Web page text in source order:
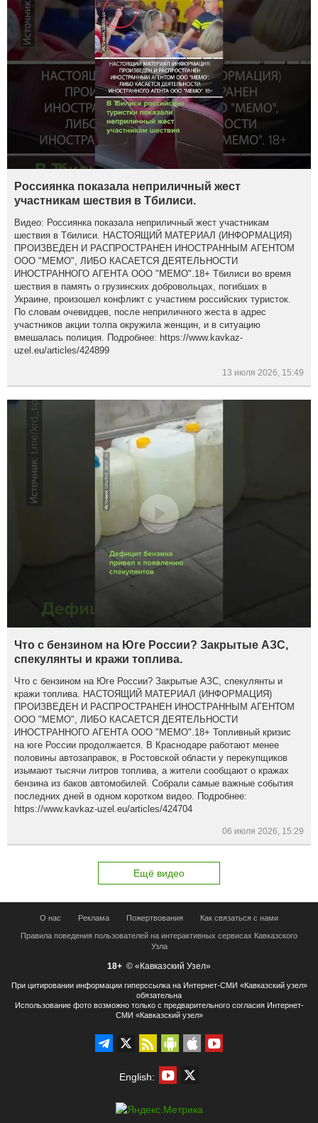
Россиянка показала неприличный жест
участникам шествия в Тбилиси.
Видео: Россиянка показала неприличный жест участникам
шествия в Тбилиси. НАСТОЯЩИЙ МАТЕРИАЛ (ИНФОРМАЦИЯ)
ПРОИЗВЕДЕН И РАСПРОСТРАНЕН ИНОСТРАННЫМ АГЕНТОМ
ООО "МЕМО", ЛИБО КАСАЕТСЯ ДЕЯТЕЛЬНОСТИ
ИНОСТРАННОГО АГЕНТА ООО "МЕМО".18+ Тбилиси во время
шествия в память о грузинских добровольцах, погибших в
Украине, произошел конфликт с участием российских туристок.
По словам очевидцев, после неприличного жеста в адрес
участников акции толпа окружила женщин, и в ситуацию
вмешалась полиция. Подробнее: https://www.kavkaz-
uzel.eu/articles/424899
13 июля 2026, 15:49
Что с бензином на Юге России? Закрытые АЗС,
спекулянты и кражи топлива.
Что с бензином на Юге России? Закрытые АЗС, спекулянты и
кражи топлива. НАСТОЯЩИЙ МАТЕРИАЛ (ИНФОРМАЦИЯ)
ПРОИЗВЕДЕН И РАСПРОСТРАНЕН ИНОСТРАННЫМ АГЕНТОМ
ООО "МЕМО", ЛИБО КАСАЕТСЯ ДЕЯТЕЛЬНОСТИ
ИНОСТРАННОГО АГЕНТА ООО "МЕМО".18+ Топливный кризис
на юге России продолжается. В Краснодаре работают менее
половины автозаправок, в Ростовской области у перекупщиков
изымают тысячи литров топлива, а жители сообщают о кражах
бензина из баков автомобилей. Собрали самые важные события
последних дней в одном коротком видео. Подробнее:
https://www.kavkaz-uzel.eu/articles/424704
06 июля 2026, 15:29
Ещё видео
О нас Реклама Пожертвования Как связаться с нами
Правила поведения пользователей на интерактивных сервисах Кавказского
Узла
18+ © «Кавказский Узел»
При цитировании информации гиперссылка на Интернет-СМИ «Кавказский узел»
обязательна
Использование фото возможно только с предварительного согласия Интернет-
СМИ «Кавказский узел»
English: